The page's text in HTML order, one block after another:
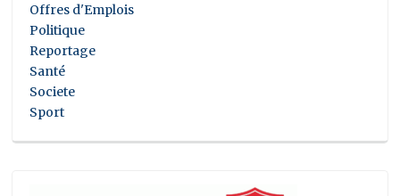
Offres d'Emplois
Politique
Reportage
Santé
Societe
Sport